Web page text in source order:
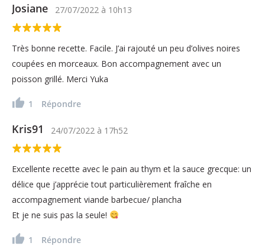
Josiane 27/07/2022 à 10h13
Très bonne recette. Facile. J’ai rajouté un peu d’olives noires
coupées en morceaux. Bon accompagnement avec un
poisson grillé. Merci Yuka
1 Répondre
Kris91 24/07/2022 à 17h52
Excellente recette avec le pain au thym et la sauce grecque: un
délice que j’apprécie tout particulièrement fraîche en
accompagnement viande barbecue/ plancha
Et je ne suis pas la seule!
1 Répondre